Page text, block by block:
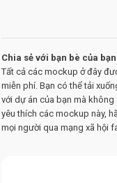
Chia sẻ với bạn bè của
Tất cả các mockup ở đây
miễn phí. Bạn có thể tải
với dự án của bạn mà
yêu thích các mockup này,
mọi người qua mạng xã hội